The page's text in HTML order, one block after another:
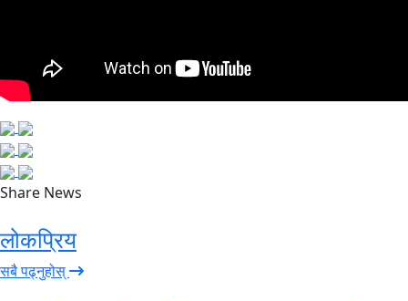
Share News
लोकप्रिय
सबै पढ्नुहोस्